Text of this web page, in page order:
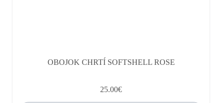
OBOJOK CHRTÍ SOFTSHELL ROSE
25.00€